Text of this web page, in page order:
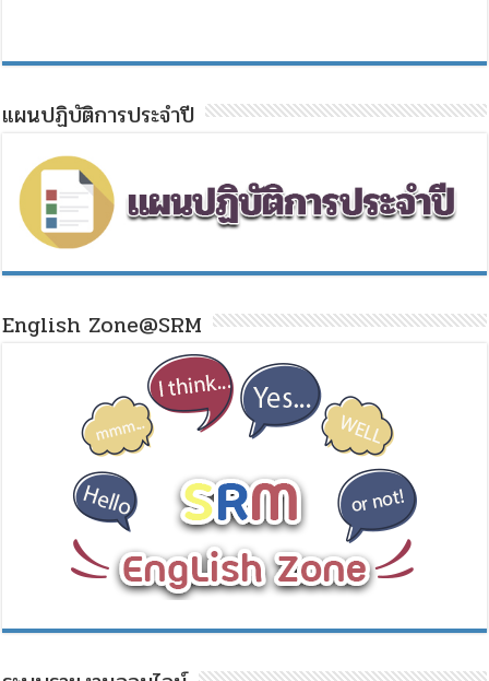
แผนปฏิบัติการประจำปี
English Zone@SRM